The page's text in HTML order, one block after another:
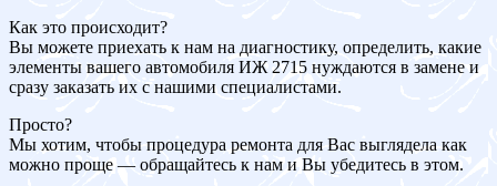
Как это происходит?
Вы можете приехать к нам на диагностику, определить, какие
элементы вашего автомобиля ИЖ 2715 нуждаются в замене и
сразу заказать их с нашими специалистами.
Просто?
Мы хотим, чтобы процедура ремонта для Вас выглядела как
можно проще — обращайтесь к нам и Вы убедитесь в этом.